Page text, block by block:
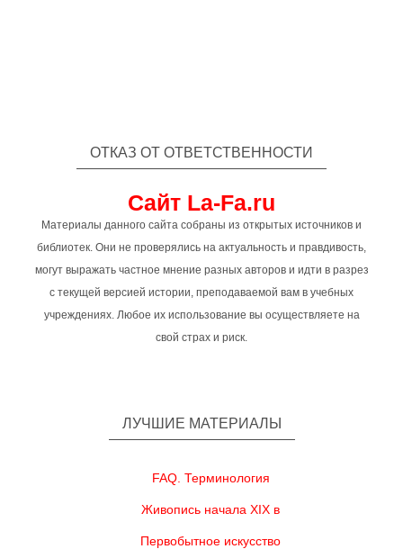
ОТКАЗ ОТ ОТВЕТСТВЕННОСТИ
Сайт La-Fa.ru
Материалы данного сайта собраны из открытых источников и
библиотек. Они не проверялись на актуальность и правдивость,
могут выражать частное мнение разных авторов и идти в разрез
с текущей версией истории, преподаваемой вам в учебных
учреждениях. Любое их использование вы осуществляете на
свой страх и риск.
ЛУЧШИЕ МАТЕРИАЛЫ
FAQ. Терминология
Живопись начала XIX в
Первобытное искусство